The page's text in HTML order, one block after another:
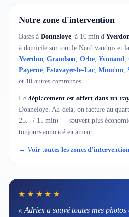
Notre zone d'intervention
Basés à Donneloye, à 10 min d'
à domicile sur tout le Nord vaudois et
Yverdon, Grandson, Orbe, Yvonand,
Payerne, Estavayer-le-Lac, Moudon,
et 10 autres communes.
Le déplacement est offert dans un
Donneloye. Au-delà, on facture au
25.– / 15 min) — souvent plus
toujours annoncé en amont.
→ Voir toutes les zones
★★★★★
« Adrien a sauvé toutes mes photos